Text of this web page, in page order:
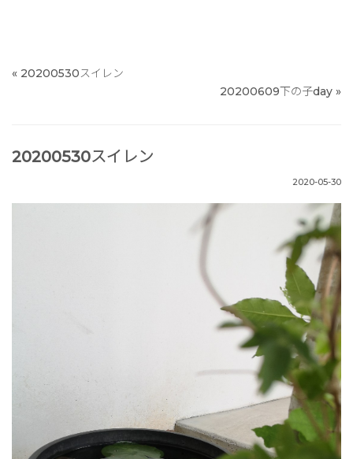
« 20200530スイレン
20200609下の子day »
20200530スイレン
2020-05-30